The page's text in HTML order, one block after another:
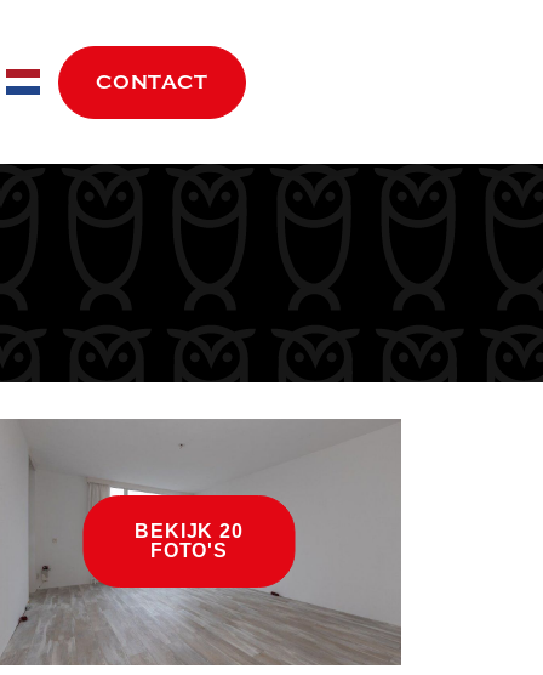
CONTACT
BEKIJK 20
FOTO'S